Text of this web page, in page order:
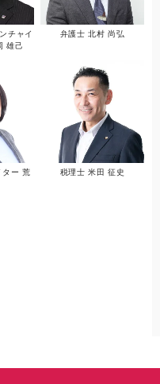
チャイ
雄己
弁護士 北村 尚弘
ター 荒
税理士 米田 征史